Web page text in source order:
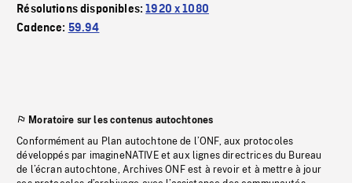
Résolutions disponibles:1920 x 1080
Cadence: 59.94
Moratoire sur les contenus autochtones
Conformément au Plan autochtone de l’ONF, aux protocoles
développés par imagineNATIVE et aux lignes directrices du Bureau
de l’écran autochtone, Archives ONF est à revoir et à mettre à jour